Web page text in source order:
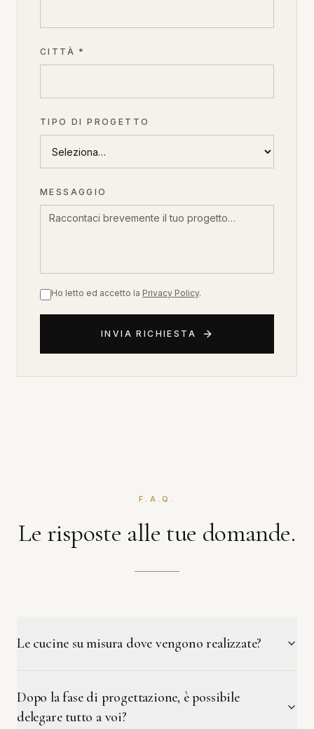
CITTÀ *
TIPO DI PROGETTO
MESSAGGIO
Ho letto ed accetto la Privacy Policy.
INVIA RICHIESTA
F.A.Q.
Le risposte alle tue domande.
Le cucine su misura dove vengono realizzate?
Dopo la fase di progettazione, è possibile
delegare tutto a voi?